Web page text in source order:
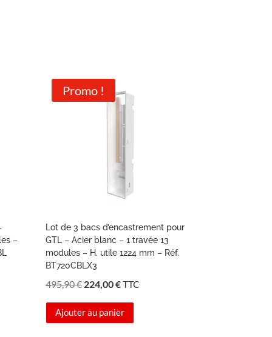
–
Promo !
Lot de 3 bacs d’encastrement pour
GTL – Acier blanc – 1 travée 13
modules – H. utile 1224 mm – Réf.
BT720CBLX3
495,90€Le
initial
224,00€Le
actuel
TTC
Ajouter au panier